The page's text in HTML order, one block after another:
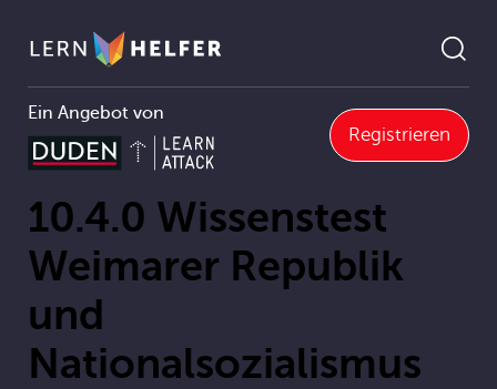
Ein Angebot von
Registrieren
Pfadnavigation
Weimarer Republik und Nationalsozialismus
10.4.0 Wissenstest
Weimarer Republik
und
Nationalsozialismus